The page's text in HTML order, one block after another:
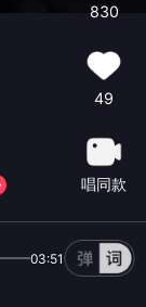
830
49
唱同款
03:51